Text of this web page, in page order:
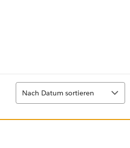
Sortieren
Nach Datum sortieren